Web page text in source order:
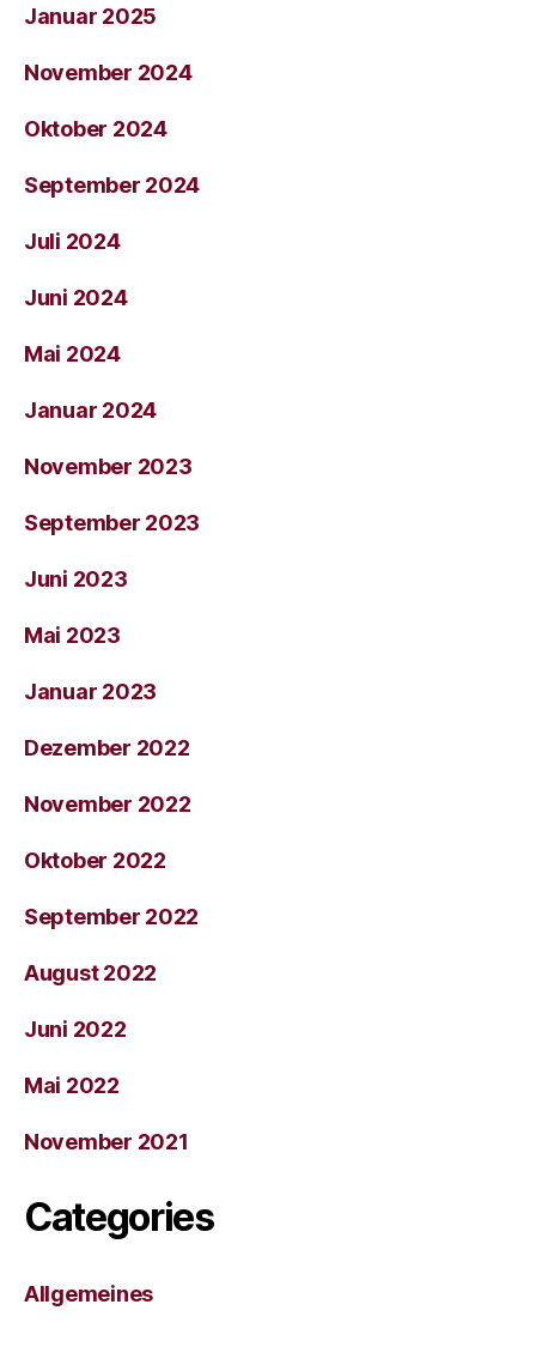
Januar 2025
November 2024
Oktober 2024
September 2024
Juli 2024
Juni 2024
Mai 2024
Januar 2024
November 2023
September 2023
Juni 2023
Mai 2023
Januar 2023
Dezember 2022
November 2022
Oktober 2022
September 2022
August 2022
Juni 2022
Mai 2022
November 2021
Categories
Allgemeines